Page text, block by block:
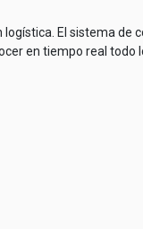
El sistema de
en tiempo real todo